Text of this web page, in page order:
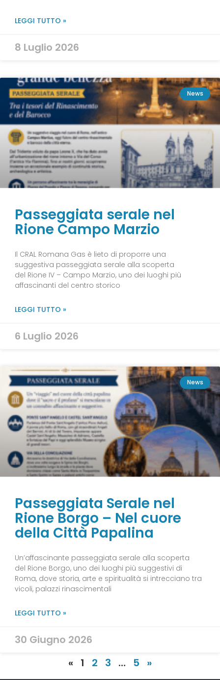
LEGGI TUTTO »
8 Luglio 2026
News
Passeggiata serale nel
Rione Campo Marzio
Il CRAL Romana Gas è lieto di proporre una
suggestiva passeggiata serale alla scoperta
del Rione IV – Campo Marzio, uno dei luoghi più
affascinanti del centro storico
LEGGI TUTTO »
6 Luglio 2026
News
Passeggiata Serale nel
Rione Borgo – Nel cuore
della Città Papalina
Un’affascinante passeggiata serale alla scoperta
del Rione Borgo, uno dei luoghi più suggestivi di
Roma, dove storia, arte e spiritualità si intrecciano tra
vicoli, palazzi rinascimentali
LEGGI TUTTO »
30 Giugno 2026
« 1 2 3 … 5 »